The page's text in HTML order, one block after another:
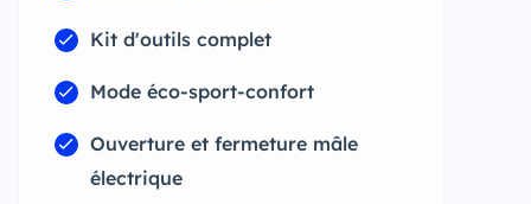
Kit d'outils complet
Mode éco-sport-confort
Ouverture et fermeture mâle
électrique